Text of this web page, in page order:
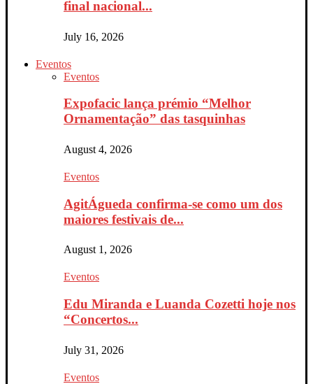
final nacional...
July 16, 2026
Eventos
Eventos
Expofacic lança prémio “Melhor
Ornamentação” das tasquinhas
August 4, 2026
Eventos
AgitÁgueda confirma-se como um dos
maiores festivais de...
August 1, 2026
Eventos
Edu Miranda e Luanda Cozetti hoje nos
“Concertos...
July 31, 2026
Eventos